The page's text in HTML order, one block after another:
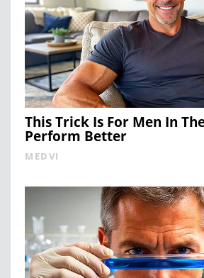
This Trick Is For Men In
Perform Better
MEDVI